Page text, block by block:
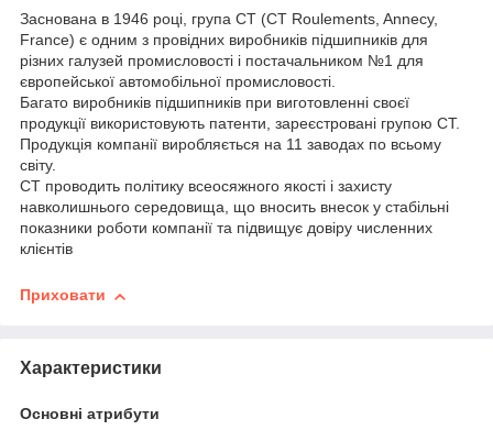
Заснована в 1946 році, група CT (CT Roulements, Annecy,
France) є одним з провідних виробників підшипників для
різних галузей промисловості і постачальником №1 для
європейської автомобільної промисловості.
Багато виробників підшипників при виготовленні своєї
продукції використовують патенти, зареєстровані групою CT.
Продукція компанії виробляється на 11 заводах по всьому
світу.
CT проводить політику всеосяжного якості і захисту
навколишнього середовища, що вносить внесок у стабільні
показники роботи компанії та підвищує довіру численних
клієнтів
Приховати
Характеристики
Основні атрибути